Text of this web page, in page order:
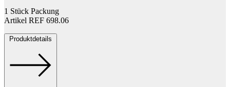
1 Stück Packung
Artikel REF 698.06
Produktdetails